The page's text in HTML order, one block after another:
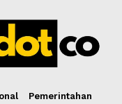
Pemerintahan